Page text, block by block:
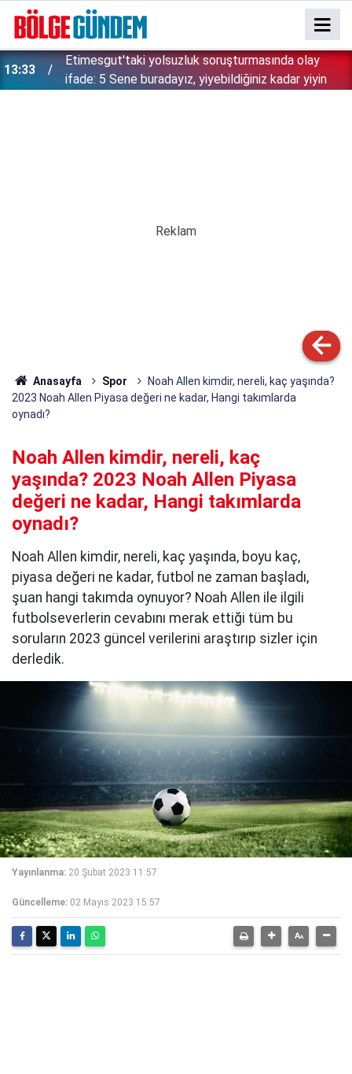
13:33
Etimesgut'taki yolsuzluk soruşturmasında olay
ifade: 5 Sene buradayız, yiyebildiğiniz kadar yiyin
Anasayfa Spor
Noah Allen kimdir, nereli, kaç yaşında?
2023 Noah Allen Piyasa değeri ne kadar, Hangi takımlarda
oynadı?
Noah Allen kimdir, nereli, kaç
yaşında? 2023 Noah Allen Piyasa
değeri ne kadar, Hangi takımlarda
oynadı?
Noah Allen kimdir, nereli, kaç yaşında, boyu kaç,
piyasa değeri ne kadar, futbol ne zaman başladı,
şuan hangi takımda oynuyor? Noah Allen ile ilgili
futbolseverlerin cevabını merak ettiği tüm bu
soruların 2023 güncel verilerini araştırıp sizler için
derledik.
Yayınlanma: 20 Şubat 2023 11:57
Güncelleme: 02 Mayıs 2023 15:57